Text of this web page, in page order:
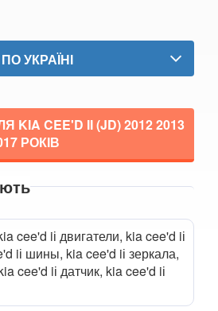
УКРАЇНІ
KIA CEE'D II (JD)2012 2013
РОКІВ
cee'd iі двигатели, kia cee'd iі
iі шины, kia cee'd iі зеркала,
cee'd iі датчик, kia cee'd iі